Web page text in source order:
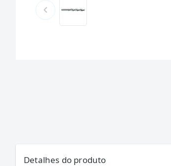
Detalhes do produto